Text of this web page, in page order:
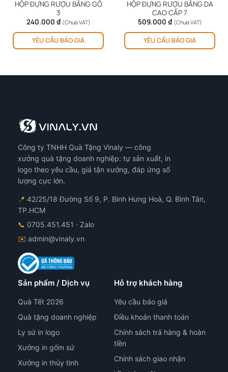
HỘP ĐỰNG RƯỢU BẰNG GỖ
3
240.000 ₫ (Chưa VAT)
YÊU CẦU BÁO GIÁ
HỘP ĐỰNG RƯỢU BẰNG DA
CAO CẤP 7
509.000 ₫ (Chưa VAT)
YÊU CẦU BÁO GIÁ
Công ty TNHH Quà Tặng Vinaly — công
xưởng quà tặng doanh nghiệp: tự sản xuất, in
logo theo yêu cầu, giá tận xưởng, đáp ứng số
lượng cực lớn.
📍 42/25/18 Đường Số 9, P. Bình Hưng Hoà, Q. Bình Tân,
TP.HCM
📞 0705.451.451 · Zalo
✉️ admin@vinaly.vn
Sản phẩm / Dịch vụ
Quà Tết 2026
Quà tặng doanh nghiệp
Ly sứ in logo
Xưởng in gốm sứ
Xưởng in thủy tinh
Hỗ trợ khách hàng
Yêu cầu báo giá
Điều khoản thanh toán
Chính sách trả hàng & hoàn
tiền
Chính sách giao nhận